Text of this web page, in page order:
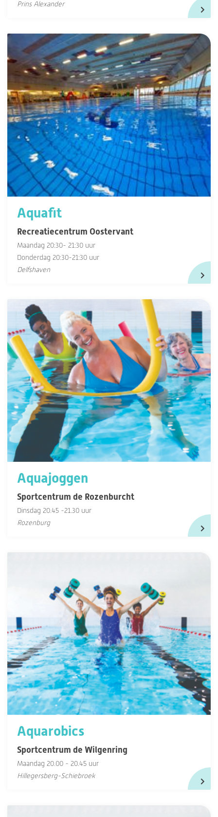
Prins Alexander
Aquafit
Recreatiecentrum Oostervant
Maandag 20:30- 21:30 uur
Donderdag 20:30-21:30 uur
Delfshaven
Aquajoggen
Sportcentrum de Rozenburcht
Dinsdag 20.45 -21.30 uur
Rozenburg
Aquarobics
Sportcentrum de Wilgenring
Maandag 20.00 - 20.45 uur
Hillegersberg-Schiebroek